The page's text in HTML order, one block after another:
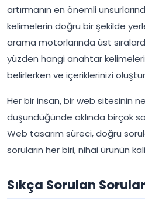
artırmanın en önemli
kelimelerin doğru bir şekilde
arama motorlarında üst
yüzden hangi anahtar
belirlerken ve içeriklerinizi
Her bir insan, bir web sitesinin
düşündüğünde aklında birçok
Web tasarım süreci, doğru
soruların her biri, nihai ürünün
Sıkça Sorulan Sorular